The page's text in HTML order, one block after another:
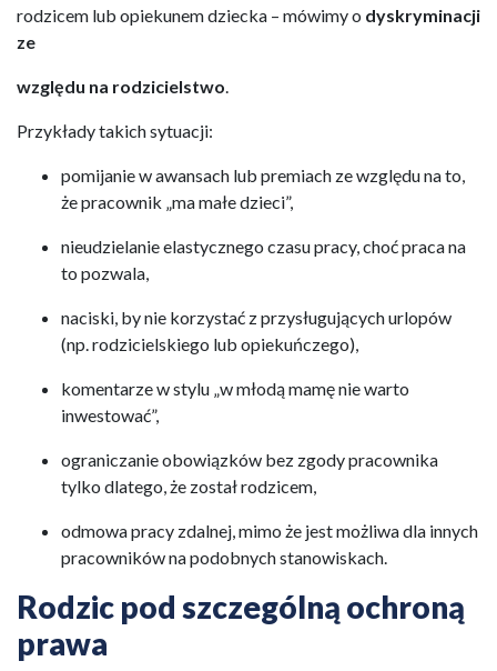
rodzicem lub opiekunem dziecka – mówimy o dyskryminacji
ze
względu na rodzicielstwo
Przykłady takich sytuacji:
pomijanie w awansach lub premiach ze względu na to,
że pracownik „ma małe dzieci”,
nieudzielanie elastycznego czasu pracy, choć praca na
to pozwala,
naciski, by nie korzystać z przysługujących urlopów
(np. rodzicielskiego lub opiekuńczego),
komentarze w stylu „w młodą mamę nie warto
inwestować”,
ograniczanie obowiązków bez zgody pracownika
tylko dlatego, że został rodzicem,
odmowa pracy zdalnej, mimo że jest możliwa dla innych
pracowników na podobnych stanowiskach.
Rodzic pod szczególną ochroną
prawa